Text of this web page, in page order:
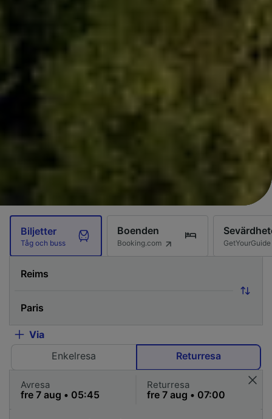
Biljetter
Tåg och buss
Boenden
Booking.com GetYourGuide
Via
Enkelresa
Returresa
Avresa Returresa